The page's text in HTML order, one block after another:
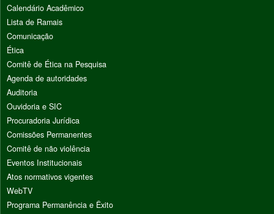
Calendário Acadêmico
Lista de Ramais
Comunicação
Ética
Comitê de Ética na Pesquisa
Agenda de autoridades
Auditoria
Ouvidoria e SIC
Procuradoria Jurídica
Comissões Permanentes
Comitê de não violência
Eventos Institucionais
Atos normativos vigentes
WebTV
Programa Permanência e Êxito